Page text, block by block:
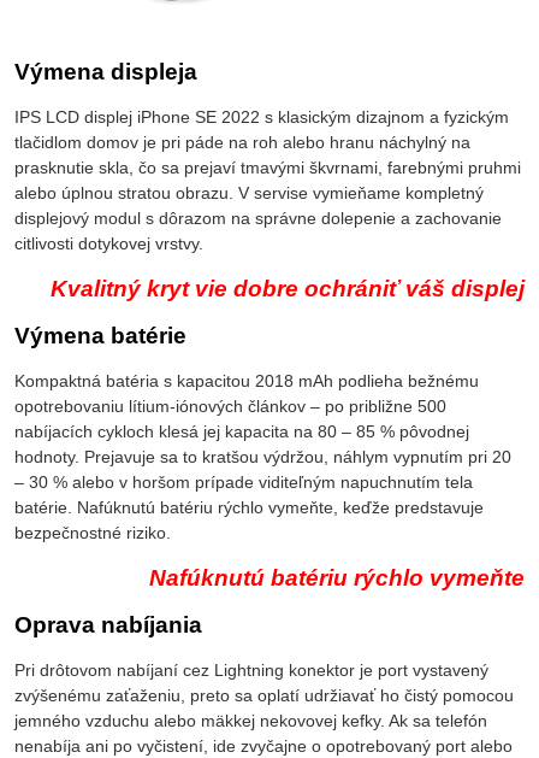
Výmena displeja
IPS LCD displej iPhone SE 2022 s klasickým dizajnom a fyzickým
tlačidlom domov je pri páde na roh alebo hranu náchylný na
prasknutie skla, čo sa prejaví tmavými škvrnami, farebnými pruhmi
alebo úplnou stratou obrazu. V servise vymieňame kompletný
displejový modul s dôrazom na správne dolepenie a zachovanie
citlivosti dotykovej vrstvy.
Kvalitný kryt vie dobre ochrániť váš displej
Výmena batérie
Kompaktná batéria s kapacitou 2018 mAh podlieha bežnému
opotrebovaniu lítium-iónových článkov – po približne 500
nabíjacích cykloch klesá jej kapacita na 80 – 85 % pôvodnej
hodnoty. Prejavuje sa to kratšou výdržou, náhlym vypnutím pri 20
– 30 % alebo v horšom prípade viditeľným napuchnutím tela
batérie. Nafúknutú batériu rýchlo vymeňte, keďže predstavuje
bezpečnostné riziko.
Nafúknutú batériu rýchlo vymeňte
Oprava nabíjania
Pri drôtovom nabíjaní cez Lightning konektor je port vystavený
zvýšenému zaťaženiu, preto sa oplatí udržiavať ho čistý pomocou
jemného vzduchu alebo mäkkej nekovovej kefky. Ak sa telefón
nenabíja ani po vyčistení, ide zvyčajne o opotrebovaný port alebo